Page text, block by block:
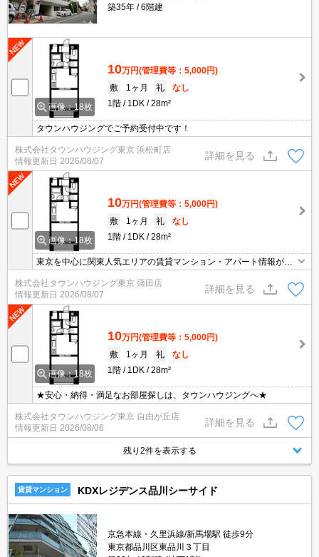
築35年
6階建
画像：18枚
10万円(管理費等：5,000円)
敷
1ヶ月 礼
なし
1階
1DK 28m²
タウンハウジングでご予約受付中です！
株式会社タウンハウジング東京 浜松町店
情報更新日 2026/08/07
詳細を見る
画像：18枚
10万円(管理費等：5,000円)
敷
1ヶ月 礼
なし
1階
1DK 28m²
東京を中心に関東人気エリアの賃貸マンション・アパート情報が豊
富！創業46年 直営140店舗以上の 独自のネットワークで最適なマン
ション・アパートをお探しします！
株式会社タウンハウジング東京 蒲田店
情報更新日 2026/08/07
詳細を見る
画像：18枚
10万円(管理費等：5,000円)
敷
1ヶ月 礼
なし
1階
1DK 28m²
★安心・納得・満足なお部屋探しは、タウンハウジングへ★
株式会社タウンハウジング東京 自由が丘店
情報更新日 2026/08/06
詳細を見る
残り2件を表示する
賃貸マンション KDXレジデンス品川シーサイド
京急本線・久里浜線/新馬場駅 徒歩9分
東京都品川区東品川３丁目